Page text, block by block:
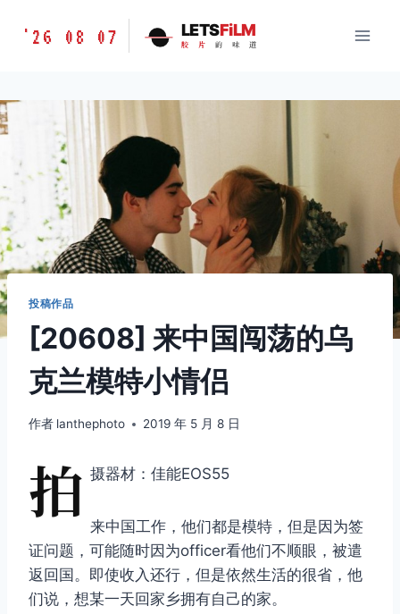
胶
LETSFILM
'26 08 07 LETSFiLM
胶 片 的 味 道
投稿作品
[20608] 来中国闯荡的乌
克兰模特小情侣
作者 lanthephoto 2019 年 5 月 8 日
拍 摄器材：佳能EOS55
来中国工作，他们都是模特，但是因为签
证问题，可能随时因为officer看他们不顺眼，被遣
返回国。即使收入还行，但是依然生活的很省，他
们说，想某一天回家乡拥有自己的家。